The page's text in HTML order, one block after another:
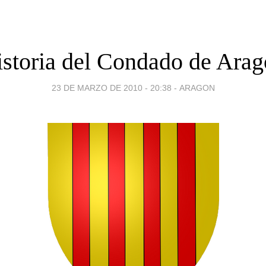
del Condado de
23 DE MARZO DE 2010 - 20:38 - ARAGON